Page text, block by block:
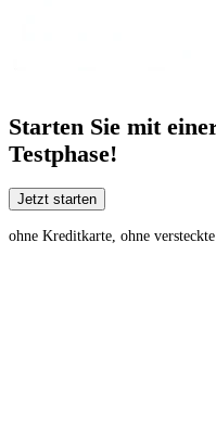
Starten Sie mit
Testphase!
Jetzt starten
ohne Kreditkarte, ohne